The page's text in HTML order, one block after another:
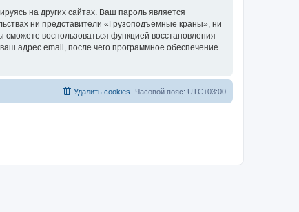
на других сайтах. Ваш пароль является
ни представители «Грузоподъёмные краны», ни
воспользоваться функцией восстановления
адрес email, после чего программное обеспечение
Часовой пояс: UTC+03:00
Удалить cookies